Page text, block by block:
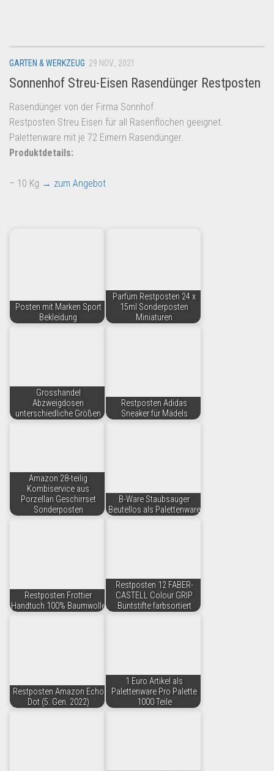
Amazon
Aldi
Lidl
Kostenlos verkaufen
Anmelden
Kostenlos Registrieren
GARTEN & WERKZEUG 29 NOV., 2021
Sonnenhof Streu-Eisen Rasendünger Restposten
Rasendünger von der Firma Sonnhof.
Restposten Streu Eisen für all Rasenflöchen geeignet.
Palettenware mit je 72 Eimern Rasendünger.
Produktdetails:
– 10 Kg → zum Angebot
Posten mit Marken Sport
Bekleidung
Parfüm Restposten 24 x
15ml Sonderposten
Miniaturen
Grosshandel
Abzweigdosen
unterschiedliche Größen
Restposten Adidas
Sneaker für Mädels
Amazon 28-teilig
Kombiservice aus
Porzellan Geschirrset
Sonderposten
B-Ware Staubsauger
Beutellos als Palettenware
Restposten Frottier
Handtuch 100% Baumwolle
Restposten 12 FABER-
CASTELL Colour GRIP
Buntstifte farbsortiert
Restposten Amazon Echo
Dot (5. Gen. 2022)
1 Euro Artikel als
Palettenware Pro Palette
1000 Teile